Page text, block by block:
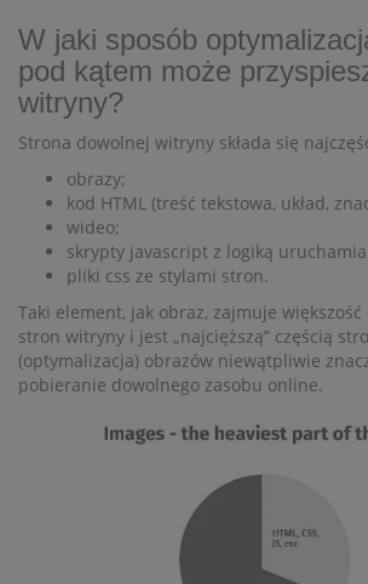
W jaki sposób
pod kątem może
witryny?
Strona dowolnej witryny składa się
obrazy;
kod HTML (treść tekstowa, układ,
wideo;
skrypty javascript z logiką
pliki css ze stylami stron.
Taki element, jak obraz, zajmuje większość
stron witryny i jest „najcięższą” częścią
(optymalizacja) obrazów niewątpliwie
pobieranie dowolnego zasobu online.